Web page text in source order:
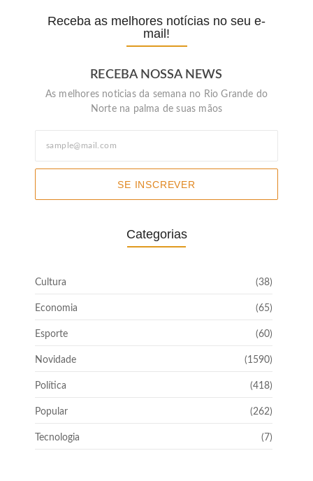
Receba as melhores notícias no seu e-
mail!
RECEBA NOSSA NEWS
As melhores noticias da semana no Rio Grande do
Norte na palma de suas mãos
SE INSCREVER
Categorias
Cultura (38)
Economia (65)
Esporte (60)
Novidade (1590)
Política (418)
Popular (262)
Tecnologia (7)